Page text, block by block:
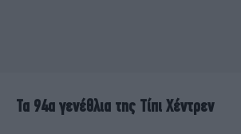
Τα 94α γενέθλια της Τίπι Χέντρεν